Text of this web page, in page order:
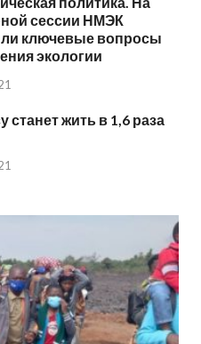
сессии НМЭК
ключевые вопросы
экологии
станет жить в 1,6 раза